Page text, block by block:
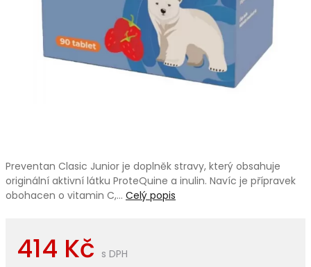
Preventan Clasic Junior je doplněk stravy, který obsahuje
originální aktivní látku ProteQuine a inulin. Navíc je přípravek
obohacen o vitamin C,… Celý popis
414 Kč s DPH